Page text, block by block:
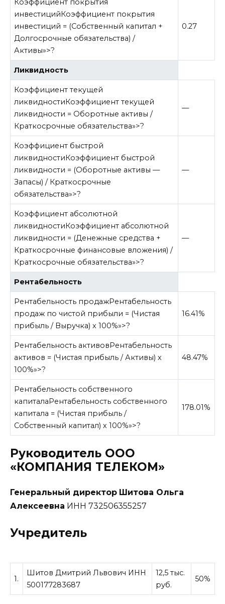
Коэффициент покрытия
инвестицийКоэффициент покрытия
инвестиций = (Собственный капитал +
Долгосрочные обязательства) /
Активы»>?
0.27
Ликвидность
Коэффициент текущей
ликвидностиКоэффициент текущей
ликвидности = Оборотные активы /
Краткосрочные обязательства»>?
—
Коэффициент быстрой
ликвидностиКоэффициент быстрой
ликвидности = (Оборотные активы —
Запасы) / Краткосрочные
обязательства»>?
—
Коэффициент абсолютной
ликвидностиКоэффициент абсолютной
ликвидности = (Денежные средства +
Краткосрочные финансовые вложения) /
Краткосрочные обязательства»>?
—
Рентабельность
Рентабельность продажРентабельность
продаж по чистой прибыли = (Чистая
прибыль / Выручка) x 100%»>?
16.41%
Рентабельность активовРентабельность
активов = (Чистая прибыль / Активы) х
100%»>?
48.47%
Рентабельность собственного
капиталаРентабельность собственного
капитала = (Чистая прибыль /
Собственный капитал) х 100%»>?
178.01%
Руководитель ООО
«КОМПАНИЯ ТЕЛЕКОМ»
Генеральный директор Шитова Ольга
Алексеевна ИНН 732506355257
Учредитель
1.
Шитов Дмитрий Львович ИНН
500177283687
12,5 тыс.
руб.
50%